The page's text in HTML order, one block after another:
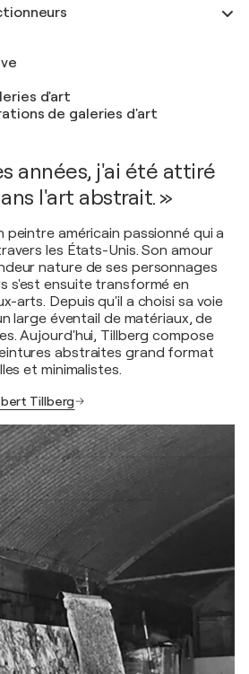
d'art
de galeries d'art
années, j'ai été attiré
l'art abstrait. »
américain passionné qui a
les États-Unis. Son amour
nature de ses personnages
s'est ensuite transformé en
arts. Depuis qu'il a choisi sa voie
large éventail de matériaux, de
Aujourd'hui, Tillberg compose
abstraites grand format
et minimalistes.
Tillberg